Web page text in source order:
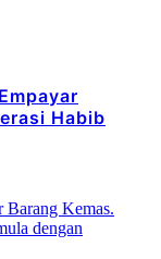
Habib
Kemas.
dengan